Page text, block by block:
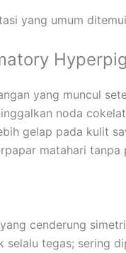
yang umum
yang muncul
noda
gelap pada kulit
matahari tanpa
cenderung
tegas; sering